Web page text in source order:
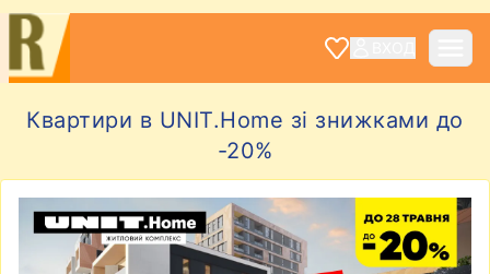
Квартири в UNIT.Home зі знижками до
-20%